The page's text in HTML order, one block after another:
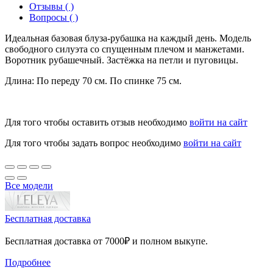
Отзывы ( )
Вопросы ( )
Идеальная базовая блуза-рубашка на каждый день. Модель
свободного силуэта со спущенным плечом и манжетами.
Воротник рубашечный. Застёжка на петли и пуговицы.
Длина: По переду 70 см. По спинке 75 см.
Для того чтобы оставить отзыв необходимо войти на сайт
Для того чтобы задать вопрос необходимо войти на сайт
Все модели
Бесплатная доставка
Бесплатная доставка от 7000₽ и полном выкупе.
Подробнее